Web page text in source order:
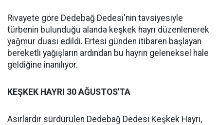
Rivayete göre Dedebağ Dedesi'nin tavsiyesiyle
türbenin bulunduğu alanda keşkek hayrı düzenlenerek
yağmur duası edildi. Ertesi günden itibaren başlayan
bereketli yağışların ardından bu hayrın geleneksel hale
geldiğine inanılıyor.
KEŞKEK HAYRI 30 AĞUSTOS'TA
Asırlardır sürdürülen Dedebağ Dedesi Keşkek Hayrı,